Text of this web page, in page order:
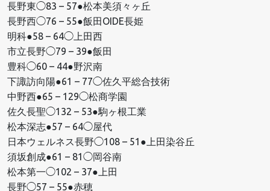
長野東◯83 – 57●松本美須々ヶ丘
長野西◯76 – 55●飯田OIDE長姫
明科●58 – 64◯上田西
市立長野◯79 – 39●飯田
豊科◯60 – 44●野沢南
下諏訪向陽●61 – 77◯佐久平総合技術
中野西●65 – 129◯松商学園
佐久長聖◯132 – 53●駒ヶ根工業
松本深志●57 – 64◯屋代
日本ウェルネス長野◯108 – 51●上田染谷丘
須坂創成●61 – 81◯岡谷南
松本第一◯102 – 37●上田
長野◯57 – 55●赤穂